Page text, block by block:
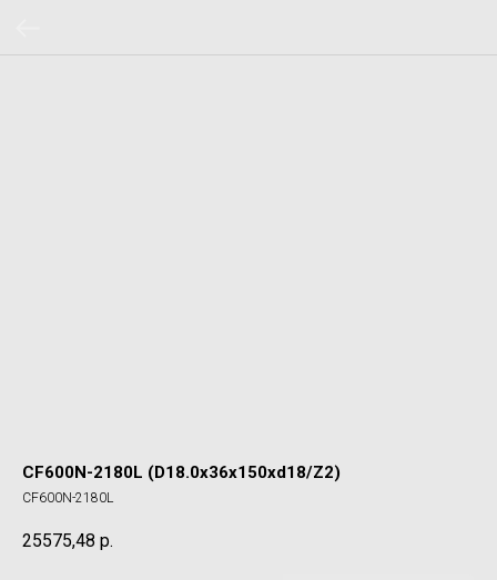
CF600N-2180L (D18.0x36x150xd18/Z2)
CF600N-2180L
25575,48 р.